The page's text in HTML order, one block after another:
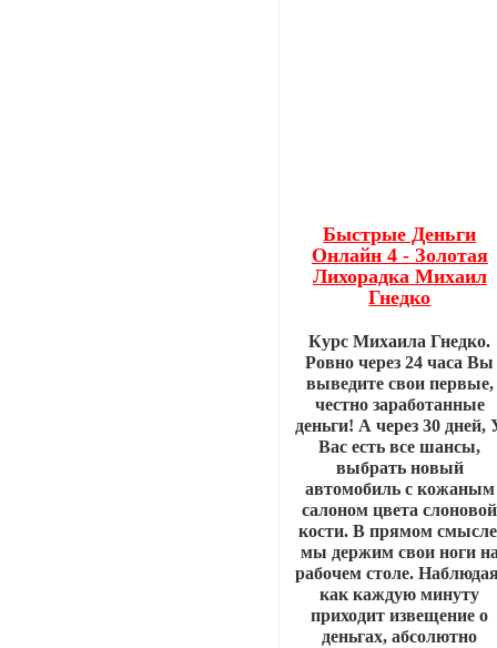
Быстрые Деньги
Онлайн 4 - Золотая
Лихорадка Михаил
Гнедко
Курс Михаила Гнедко.
Ровно через 24 часа Вы
выведите свои первые,
честно заработанные
деньги! А через 30 дней,
Вас есть все шансы,
выбрать новый
автомобиль с кожаным
салоном цвета слоновой
кости. В прямом
мы держим свои ноги
рабочем столе.
как каждую минуту
приходит извещение о
деньгах, абсолютно